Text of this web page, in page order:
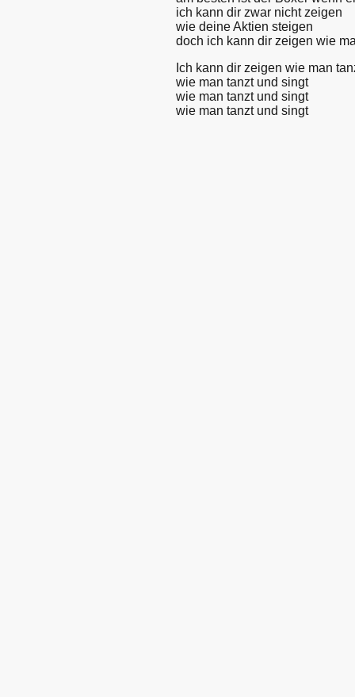
ich kann dir zwar nicht zeigen
wie deine Aktien steigen
doch ich kann dir zeigen wie
Ich kann dir zeigen wie man
wie man tanzt und singt
wie man tanzt und singt
wie man tanzt und singt